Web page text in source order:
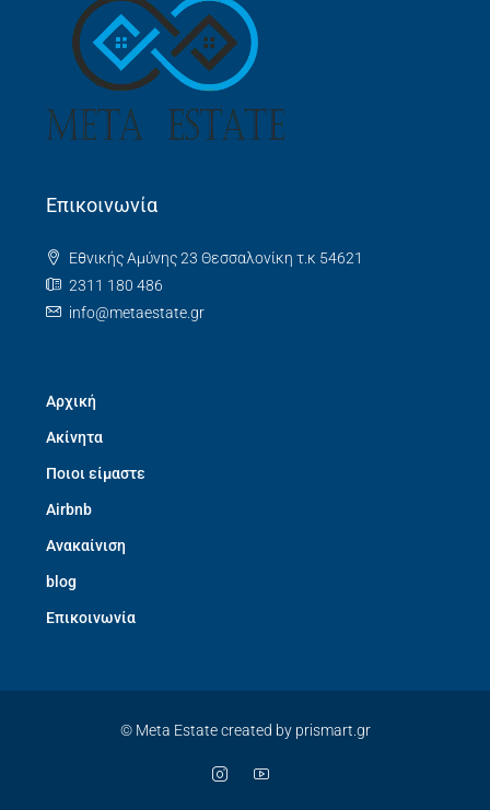
Επικοινωνία
Εθνικής Αμύνης 23 Θεσσαλονίκη τ.κ 54621
2311 180 486
info@metaestate.gr
Αρχική
Ακίνητα
Ποιοι είμαστε
Airbnb
Ανακαίνιση
blog
Επικοινωνία
© Meta Estate created by prismart.gr